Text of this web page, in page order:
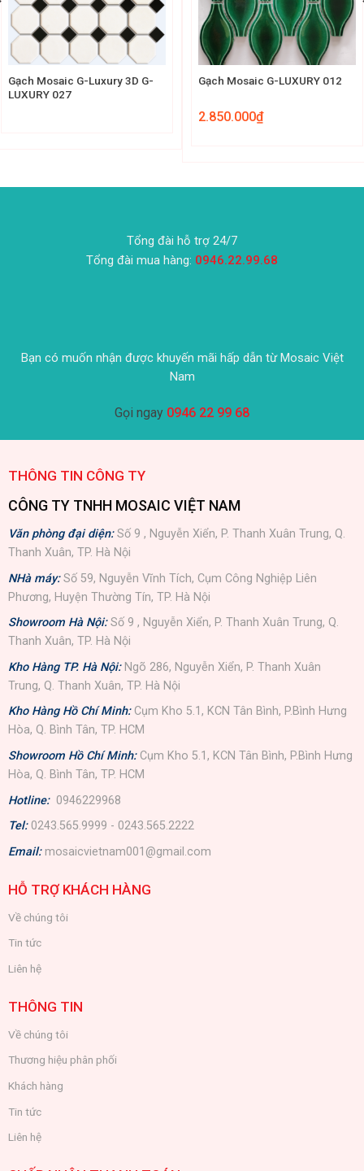
Gạch Mosaic G-Luxury 3D G-
LUXURY 027
Gạch Mosaic G-LUXURY 012
2.850.000₫
Tổng đài hỗ trợ 24/7
Tổng đài mua hàng: 0946.22.99.68
Bạn có muốn nhận được khuyến mãi hấp dẫn từ Mosaic Việt
Nam
Gọi ngay 0946 22 99 68
THÔNG TIN CÔNG TY
CÔNG TY TNHH MOSAIC VIỆT NAM
Văn phòng đại diện:Số 9 , Nguyễn Xiển, P. Thanh Xuân Trung, Q.
Thanh Xuân, TP. Hà Nội
NHà máy: Số 59, Nguyễn Vĩnh Tích, Cụm Công Nghiệp Liên
Phương, Huyện Thường Tín, TP. Hà Nội
Showroom Hà Nội: Số 9 , Nguyễn Xiển, P. Thanh Xuân Trung, Q.
Thanh Xuân, TP. Hà Nội
Kho Hàng TP. Hà Nội: Ngõ 286, Nguyễn Xiển, P. Thanh Xuân
Trung, Q. Thanh Xuân, TP. Hà Nội
Kho Hàng Hồ Chí Minh: Cụm Kho 5.1, KCN Tân Bình, P.Bình Hưng
Hòa, Q. Bình Tân, TP. HCM
Showroom Hồ Chí Minh: Cụm Kho 5.1, KCN Tân Bình, P.Bình Hưng
Hòa, Q. Bình Tân, TP. HCM
Hotline: 0946229968
Tel: 0243.565.9999 - 0243.565.2222
Email: mosaicvietnam001@gmail.com
HỖ TRỢ KHÁCH HÀNG
Về chúng tôi
Tin tức
Liên hệ
THÔNG TIN
Về chúng tôi
Thương hiệu phân phối
Khách hàng
Tin tức
Liên hệ